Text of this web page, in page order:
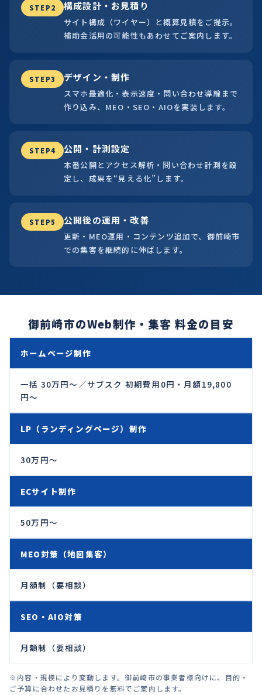
STEP2 構成設計・お見積り
サイト構成（ワイヤー）と概算見積をご提示。
補助金活用の可能性もあわせてご案内します。
STEP3 デザイン・制作
スマホ最適化・表示速度・問い合わせ導線まで
作り込み、MEO・SEO・AIOを実装します。
STEP4 公開・計測設定
本番公開とアクセス解析・問い合わせ計測を設
定し、成果を“見える化”します。
STEP5 公開後の運用・改善
更新・MEO運用・コンテンツ追加で、御前崎市
での集客を継続的に伸ばします。
御前崎市のWeb制作・集客 料金の目安
ホームページ制作
一括 30万円〜／サブスク 初期費用0円・月額19,800
円〜
LP（ランディングページ）制作
30万円〜
ECサイト制作
50万円〜
MEO対策（地図集客）
月額制（要相談）
SEO・AIO対策
月額制（要相談）
※内容・規模により変動します。御前崎市の事業者様向けに、目的・
ご予算に合わせたお見積りを無料でご案内します。